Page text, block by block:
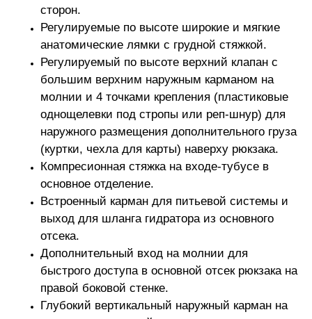
сторон.
Регулируемые по высоте широкие и мягкие
анатомические лямки с грудной стяжкой.
Регулируемый по высоте верхний клапан с
большим верхним наружным карманом на
молнии и 4 точками крепления (пластиковые
однощелевки под стропы или реп-шнур) для
наружного размещения дополнительного груза
(куртки, чехла для карты) наверху рюкзака.
Компресионная стяжка на входе-тубусе в
основное отделение.
Встроенный карман для питьевой системы и
выход для шланга гидратора из основного
отсека.
Дополнительный вход на молнии для
быстрого доступа в основной отсек рюкзака на
правой боковой стенке.
Глубокий вертикальный наружный карман на